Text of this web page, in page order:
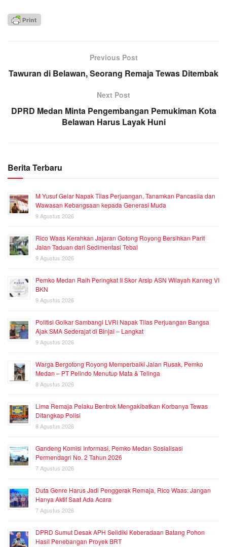
Previous Post
Tawuran di Belawan, Seorang Remaja Tewas Ditembak
Next Post
DPRD Medan Minta Pengembangan Pemukiman Kota
Belawan Harus Layak Huni
Berita Terbaru
M Yusuf Gelar Napak Tilas Perjuangan, Tanamkan Pancasila dan
Wawasan Kebangsaan kepada Generasi Muda
9 Agustus 2026
Rico Waas Kerahkan Jajaran Gotong Royong Bersihkan Parit
Jalan Taduan dari Sedimentasi Tebal
9 Agustus 2026
Pemko Medan Raih Peringkat II Skor Arsip ASN Wilayah Kanreg VI
BKN
9 Agustus 2026
Politisi Golkar Sambangi LVRI Napak Tilas Perjuangan Bangsa
Ajak SMA Sederajat di Binjai – Langkat
9 Agustus 2026
Warga Bergotong Royong Memperbaiki Jalan Rusak, Pemko
Medan – PT Pelindo Menutup Mata & Telinga
8 Agustus 2026
Lima Remaja Pelaku Bentrok Mengakibatkan Korbanya Tewas
Ditangkap Polisi
8 Agustus 2026
Gandeng Komisi Informasi, Pemko Medan Sosialisasi
Permendagri No. 2 Tahun 2026
7 Agustus 2026
Duta Genre Harus Jadi Penggerak Remaja, Rico Waas: Jangan
Hanya Aktif Saat Ada Acara
7 Agustus 2026
DPRD Sumut Desak APH Selidiki Keberadaan Batang Pohon
Hasil Penebangan Proyek BRT